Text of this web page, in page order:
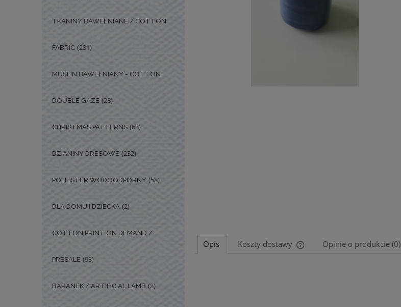
TKANINY BAWEŁNIANE / COTTON
FABRIC (231)
MUŚLIN BAWEŁNIANY - COTTON
DOUBLE GAZE (28)
CHRISTMAS PATTERNS (63)
DZIANINY DRESOWE (232)
POLIESTER WODOODPORNY (58)
DLA DOMU I DZIECKA (2)
COTTON PRINT ON DEMAND /
PRESALE (93)
BARANEK / ARTIFICIAL LAMB (2)
Opis Koszty dostawy Opinie o produkcie (0)